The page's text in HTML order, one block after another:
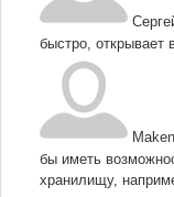
быстро, открывает
бы иметь
хранилищу,